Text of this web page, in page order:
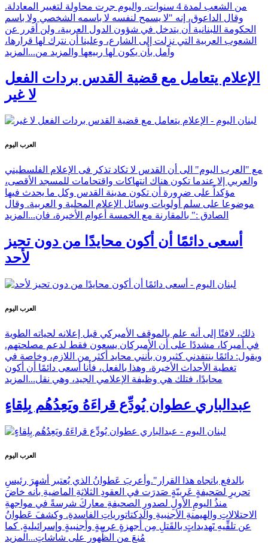
من الشعب لمدة 4 سنوات، واليوم جرت محاولة لتغيير المعادلة.
وقال الداعوق، إنه "لا يسمح لنفسه لا باسمه الشخصي ولا باسم
الحكومة اللبنانية أن يتدخل في شؤون الدول العربية، ولن أقرر عن
الشعوب العربية التي نزلت إلى الشارع، وعلينا أن نترك لها قرارها،
وآمل بأن يكون لها ربيعها والمزيد من... المزيد
الإعلام يتعامل مع قضية القدس بردات الفعل
لا غير
العرب اليوم
مع "العرب اليوم" الى أن القدس لا تكاد تذكر فى الإعلام الفلسطيني
والعربي إلا عندما تكون هناك انتهاكات واقتحامات للمسجد الأقصى،
مؤكداً على ضرورة أن تكون مدينة القدس وكل ما يحدث فيها
موضوعا على سلم أولويات وسائل الإعلام المحلية و العربية. وقال
الصادق :" بالمقارنة مع الخمسة أعوام الأخيرة، فان... المزيد
أسعى دائمًا أن أكون محايدًا من دون تحيز
لأحد
العرب اليوم
ذلك، لافتًا إلى أنه علم بالموقف الأميركي قبل إعلانه لحياته الطوية
في أميركا، مشددًا على أن الأميركان يسعون فقط لدعم مصلحتهم.
ويقول: دائمًا ينتفدني كثيرون بأنني محايد أكثر من اللازم، وخاصة في
تغطية الأحداث الأخيرة، وهذا بالفعل، فأنا أسعى دائمًا أن أكون
محايدًا، فتلك هي وظيفة الإعلامي الجيد، وهي نقل... المزيد
عبدالباري عطوان يُودِّع قراءَهُ ويَعِدُهُم بِلِقاءٍ
العرب اليوم
بالدفع باتجاه هذا القرار".وأعربَ عَطوانُ الذي يُعتبر أشهرَ رئيسِ
تحريرِ لصَحيفةٍ عَربيّةٍ صَدرَت في العقودِ الثلاثةِ الماضيةِ بأنه خاضَ
منذُ اليومِ الأولِ لصدورِ الصحيفةِ معاركَ شرسةً في مواجهةِ
الاحتلالاتِ والهيمنةِ الأجنبيةِ والدكتاتورياتِ الفاسدةِ. وكشفَ عَطوانُ
عن تلقِّيهِ تَهديداتٍ بالقَتلِ مِن أجهزةٍ عربيةٍ وأجنبيةٍ وإسرائيليةٍ, كما
مُنعَ من الظُّهورِ على شاشاتِ... المزيد